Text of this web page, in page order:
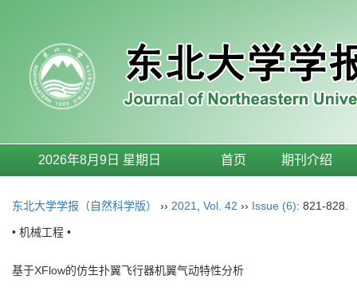
2026年8月9日 星期日 首页 期刊介绍
东北大学学报（自然科学版） ›› 2021 Vol. 42 ›› Issue (6): 821-828.
• 机械工程 •
基于XFlow的仿生扑翼飞行器机翼气动特性分析